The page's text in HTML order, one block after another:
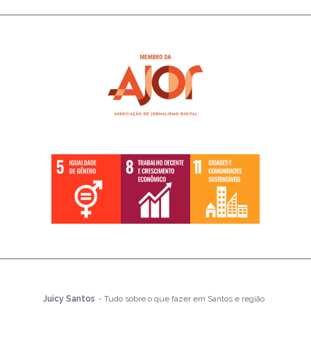
Juicy Santos - Tudo sobre o que fazer em Santos e região